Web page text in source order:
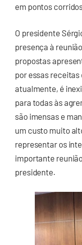
em pontos
O presidente
presença à
propostas
por essas
atualmente, é
para todas às
são imensas e
um custo muito
representar os
importante
presidente.